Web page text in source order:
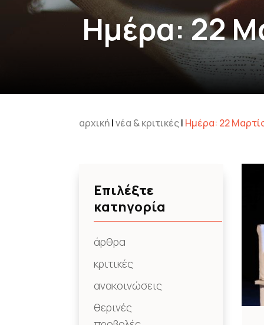
Ημέρα:22
αρχική|νέα & κριτικές| Ημέρα: 22
Επιλέξτε
κατηγορία
άρθρα
κριτικές
ανακοινώσεις
θερινές